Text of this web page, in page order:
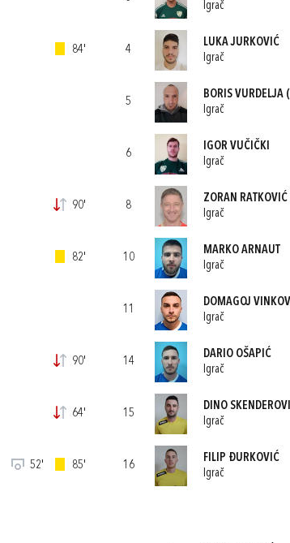
84'
90'
82'
90'
64'
52' 85'
Igrač
4
LUKA JURKOVIĆ
Igrač
5
BORIS VURDELJA
Igrač
6
IGOR VUČIČKI
Igrač
8
ZORAN RATKOVIĆ
Igrač
10
MARKO ARNAUT
Igrač
11
DOMAGOJ
Igrač
14
DARIO OŠAPIĆ
Igrač
15
DINO
Igrač
16
FILIP ĐURKOVIĆ
Igrač